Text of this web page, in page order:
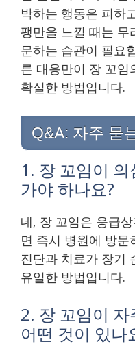
박하는 행동은 피하
팽만을 느낄 때는
문하는 습관이 필요
른 대응만이 장 꼬
확실한 방법입니다.
Q&A: 자주 묻
1. 장 꼬임이
가야 하나요?
네, 장 꼬임은 응급
면 즉시 병원에 방
진단과 치료가 장기
유일한 방법입니다.
2. 장 꼬임이
어떤 것이 있나